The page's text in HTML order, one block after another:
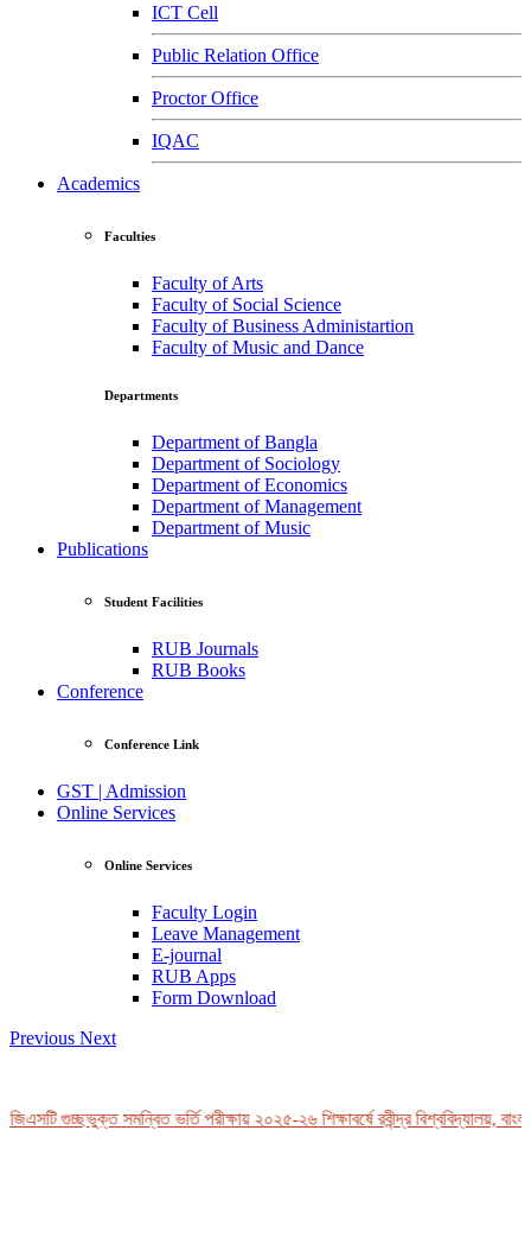
ICT Cell
Public Relation Office
Proctor Office
IQAC
Academics
Faculties
Faculty of Arts
Faculty of Social Science
Faculty of Business Administartion
Faculty of Music and Dance
Departments
Department of Bangla
Department of Sociology
Department of Economics
Department of Management
Department of Music
Publications
Student Facilities
RUB Journals
RUB Books
Conference
Conference Link
GST | Admission
Online Services
Online Services
Faculty Login
Leave Management
E-journal
RUB Apps
Form Download
Previous Next
গুচ্ছভুক্ত সমন্বিত ভর্তি পরীক্ষায় ২০২৫-২৬ শিক্ষাবর্ষে রবীন্দ্র বিশ্ববিদ্যালয়,